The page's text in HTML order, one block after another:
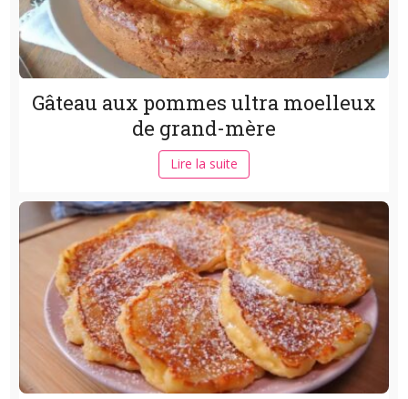
Gâteau aux pommes ultra moelleux
de grand-mère
Lire la suite